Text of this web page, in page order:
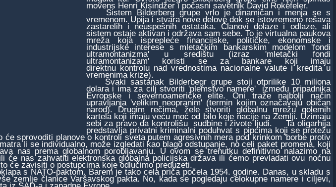
movens Henri Kisindžer i počasni savetnik David Rokefeler.
Sistem Bilderberg grupe vrlo je dinamičan i menja se s
vremenom. Upija i stvara nove delove dok se istovremeno rešava
zastarelih i neuspešnih ostataka. Članovi dolaze i odlaze, ali
sistem ostaje aktivan i održava sam sebe. To je virtualna paukova
mreža koja isprepleće financijske, političke, ekonomske i
industrijske interese s mletačkim bankarskim modelom 'fondi
ultramontanizma' u središtu (izraz 'mletački fondi
ultramontanizam' koristi se za bankare koji imaju
direktnu kontrolu nad vrednostima nacionalne valute i kredita u
vremenima krize).
Svaki sastanak Bilderbegr grupe stoji otprilike 10 miliona
dolara i ima za cilj stvoriti 'plemstvo namere' između pripadnika
Evropske i severnoameričke elite. Oni traže najbolji način
upravljanja 'velikim neopranim' (termin kojim označavaju običan
narod). Drugim rečima, žele stvoriti globalnu mrežu golemih
kartela koji imaju veću moć od bilo koje nacije na Zemlji. Uzimaju
sebi za pravo da kontrolišu sudbine i živote ljudi. Ta oligarhija
predstavlja privatni kriminalni poduhvat s pipcima koji se protežu
sprovoditi planove o kontroli sveta putem agresivnih mera pod krinkom 'borbe protiv
li se individualno, može izgledati kao blago odstupanje, no celi paket promena, koji
nas prema globalnom porobljavanju. U ovom se trenutku definitivno nalazimo na
će nas zahvatiti elektronska globalna policijska država ili ćemo prevladati ovu noćnu
će zavisiti o postupcima koje odlučimo preduzeti.
s NATO-paktom. Barem je tako cela priča počela 1954. godine. Danas, u skladu s
zemlje članice Varšavskog pakta. No, kada se pogledaju celokupne namere i ciljevi,